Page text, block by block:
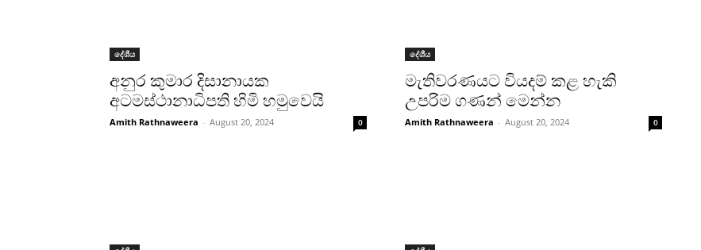
දේශීය
අනුර කුමාර දිසානායක
අටමස්ථානාධිපති හිමි හමුවෙයි
Amith Rathnaweera - August 20, 2024 0
දේශීය
මැතිවරණයට වියදම් කළ හැකි
උපරිම ගණන් මෙන්න
Amith Rathnaweera - August 20, 2024 0